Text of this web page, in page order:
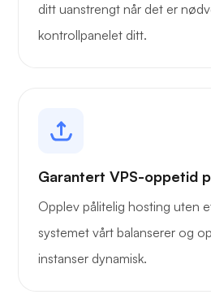
ditt uanstrengt når det er
kontrollpanelet ditt.
Garantert VPS-oppetid
Opplev pålitelig hosting uten
systemet vårt balanserer og
instanser dynamisk.